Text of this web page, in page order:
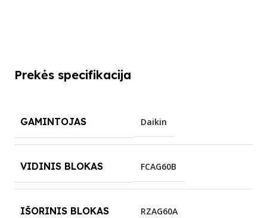
Prekės specifikacija
GAMINTOJAS Daikin
VIDINIS BLOKAS FCAG60B
IŠORINIS BLOKAS RZAG60A